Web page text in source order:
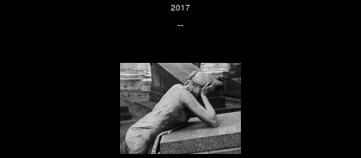
2017
--